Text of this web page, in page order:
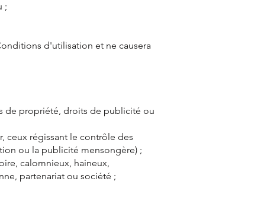
;
d'utilisation et ne causera
de propriété, droits de publicité ou
ceux régissant le contrôle des
ou la publicité mensongère) ;
calomnieux, haineux,
partenariat ou société ;